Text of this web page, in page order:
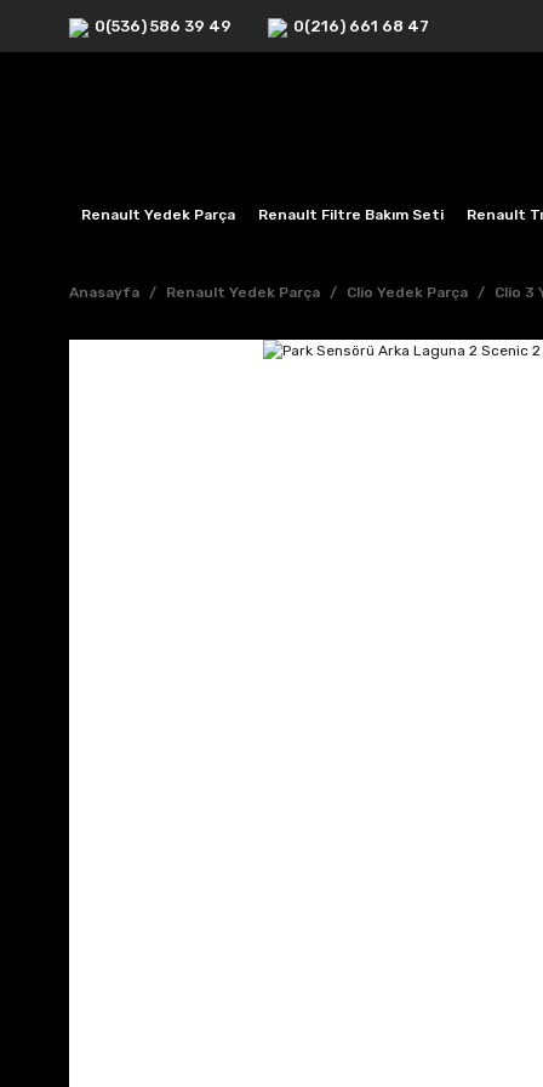
0(536) 586 39 49 0(216) 661 68 47
Renault Yedek Parça Renault Filtre Bakım Seti Renault
Anasayfa Renault Yedek Parça Clio Yedek Parça Clio 3